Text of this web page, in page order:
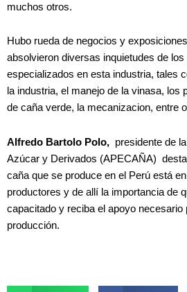
muchos otros.
Hubo rueda de negocios y
absolvieron diversas inquietudes de los
especializados en esta industria, tales
la industria, el manejo de la vinasa, los
de caña verde, la mecanizacion, entre
Alfredo Bartolo Polo, presidente de la
Azúcar y Derivados (APECAÑA)
caña que se produce en el Perú está
productores y de allí la importancia de
capacitado y reciba el apoyo
producción.